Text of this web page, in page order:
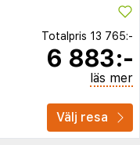
Totalpris 13 765:-
6 883:-
läs mer
Välj resa